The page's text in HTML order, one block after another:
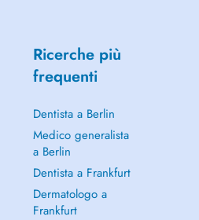
Ricerche più
frequenti
Dentista a Berlin
Medico generalista
a Berlin
Dentista a Frankfurt
Dermatologo a
Frankfurt